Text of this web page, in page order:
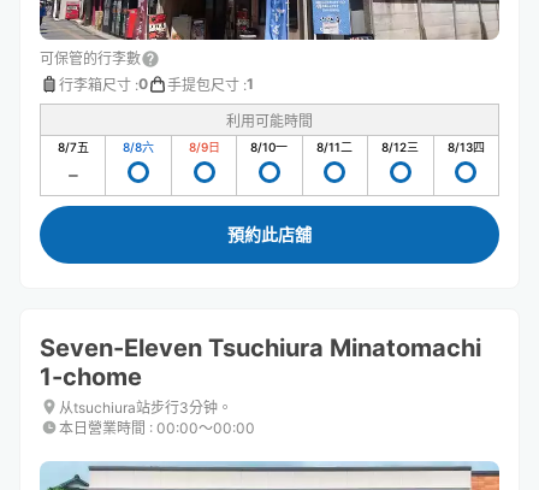
可保管的行李數
行李箱尺寸 :0 手提包尺寸 :1
利用可能時間
8/7五 8/8六 8/9日 8/10一 8/11二 8/12三 8/13四
預約此店舖
Seven-Eleven Tsuchiura Minatomachi
1-chome
从tsuchiura站步行3分钟。
本日營業時間 : 00:00〜00:00